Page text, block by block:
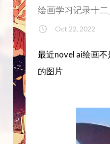
绘画学习记录十
Oct 22, 2022
最近novel ai绘画
的图片